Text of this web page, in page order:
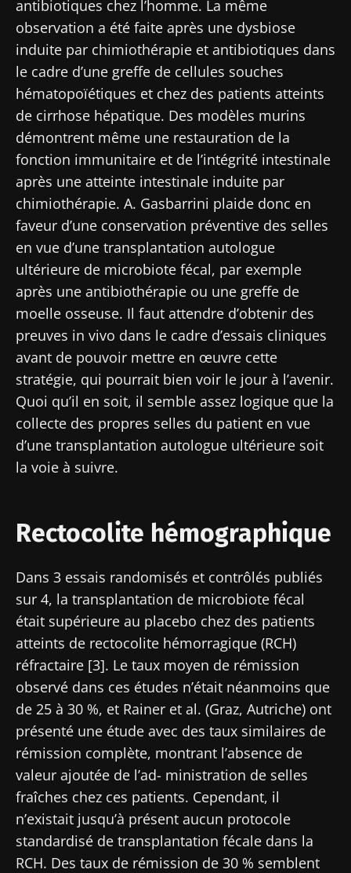
antibiotiques chez l’homme. La même
observation a été faite après une dysbiose
induite par chimiothérapie et antibiotiques dans
le cadre d’une greffe de cellules souches
hématopoïétiques et chez des patients atteints
de cirrhose hépatique. Des modèles murins
démontrent même une restauration de la
fonction immunitaire et de l’intégrité intestinale
après une atteinte intestinale induite par
chimiothérapie. A. Gasbarrini plaide donc en
faveur d’une conservation préventive des selles
en vue d’une transplantation autologue
ultérieure de microbiote fécal, par exemple
après une antibiothérapie ou une greffe de
moelle osseuse. Il faut attendre d’obtenir des
preuves in vivo dans le cadre d’essais cliniques
avant de pouvoir mettre en œuvre cette
stratégie, qui pourrait bien voir le jour à l’avenir.
Quoi qu’il en soit, il semble assez logique que la
collecte des propres selles du patient en vue
d’une transplantation autologue ultérieure soit
la voie à suivre.
Rectocolite hémographique
Dans 3 essais randomisés et contrôlés publiés
sur 4, la transplantation de microbiote fécal
était supérieure au placebo chez des patients
atteints de rectocolite hémorragique (RCH)
réfractaire [3]. Le taux moyen de rémission
observé dans ces études n’était néanmoins que
de 25 à 30 %, et Rainer et al. (Graz, Autriche) ont
présenté une étude avec des taux similaires de
rémission complète, montrant l’absence de
valeur ajoutée de l’ad- ministration de selles
fraîches chez ces patients. Cependant, il
n’existait jusqu’à présent aucun protocole
standardisé de transplantation fécale dans la
RCH. Des taux de rémission de 30 % semblent